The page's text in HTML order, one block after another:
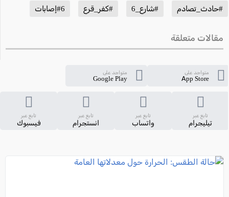
#حادث_تصادم #شارع_6 #كفر_قرع #6إصابات
مقالات متعلقة
متواجد على
App Store
متواجد على
Google Play
تابع عبر
تيليجرام
تابع عبر
واتساب
تابع عبر
انستجرام
تابع عبر
فيسبوك